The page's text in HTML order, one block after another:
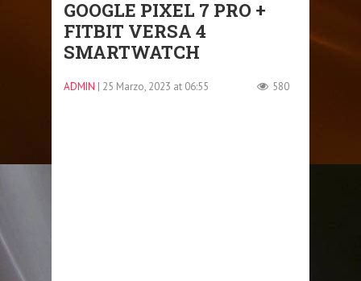
GOOGLE PIXEL 7 PRO +
FITBIT VERSA 4
SMARTWATCH
ADMIN | 25 Marzo, 2023 at 06:55 580